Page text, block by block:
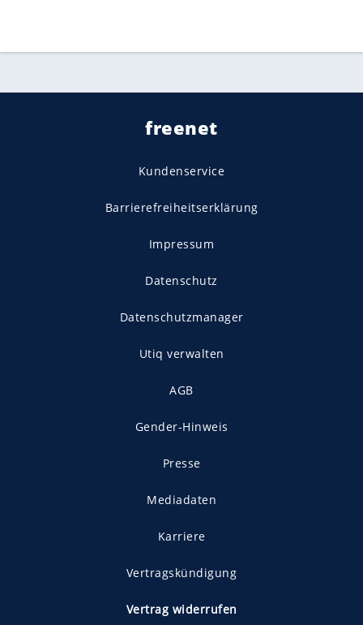
freenet
Kundenservice
Barrierefreiheitserklärung
Impressum
Datenschutz
Datenschutzmanager
Utiq verwalten
AGB
Gender-Hinweis
Presse
Mediadaten
Karriere
Vertragskündigung
Vertrag widerrufen